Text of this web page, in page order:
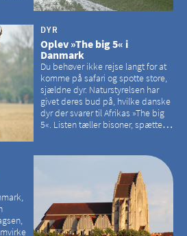
DYR
Oplev »The big 5« i
Danmark
Du behøver ikke rejse langt for at
komme på safari og spotte store,
sjældne dyr. Naturstyrelsen har
givet deres bud på, hvilke danske
dyr der svarer til Afrikas »The big
5«. Listen tæller bisoner, spættede